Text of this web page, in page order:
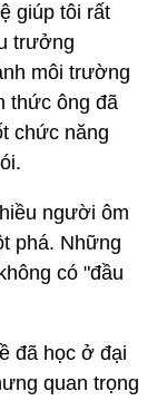
giúp tôi rất
trưởng
môi trường
thức ông đã
chức năng
người ôm
phá. Những
có "đầu
đã học ở đại
quan trọng